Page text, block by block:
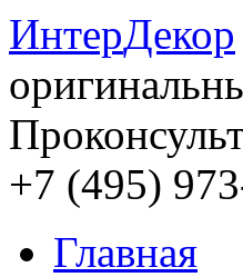
ИнтерДекор
+7 (495)
Главная